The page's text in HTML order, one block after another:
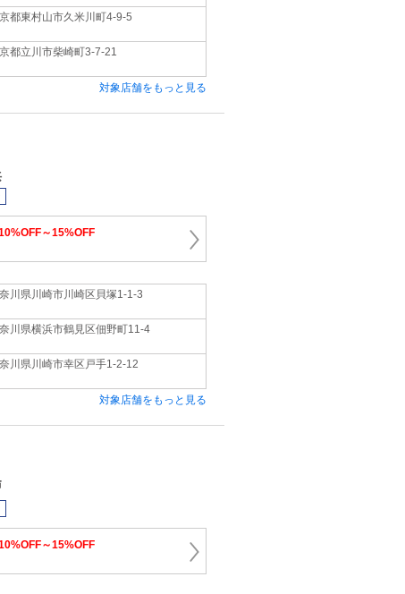
都東村山市久米川町4-9-5
都立川市柴崎町3-7-21
対象店舗をもっと見る
～15%OFF
川県川崎市川崎区貝塚1‐1‐3
川県横浜市鶴見区佃野町11‐4
川県川崎市幸区戸手1‐2‐12
対象店舗をもっと見る
～15%OFF